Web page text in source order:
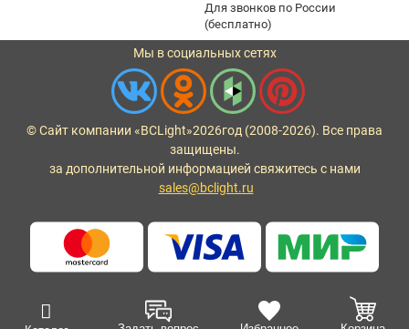
Для звонков по России
(бесплатно)
Мы в социальных сетях
© Сайт компании «BCLight»2026год (2008-2026). Все права
защищены.
за дополнительной информацией свяжитесь с нами
sales@bclight.ru